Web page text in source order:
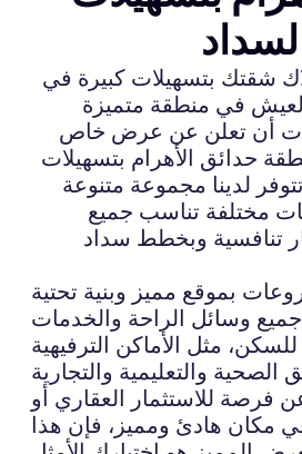
شقتك بتسهيلات كبيرة في
في منطقة متميزة
أن تعلن عن عرض خاص
حدائق الأهرام بتسهيلات
لدينا مجموعة متنوعة
مختلفة تناسب جميع
تنافسية وبخطط سداد
بموقع مميز وبنية تحتية
جميع وسائل الراحة والخدمات
مثل الأماكن الترفيهية
فرصة للاستثمار العقاري أو
مكان هادئ ومميز، فإن هذا